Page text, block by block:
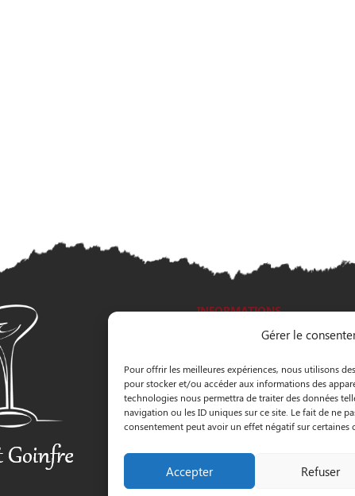
Gérer le
Pour offrir les meilleures expériences, nous utilisons
pour stocker et/ou accéder aux informations des
technologies nous permettra de traiter des données
navigation ou les ID uniques sur ce site. Le fait de ne
consentement peut avoir un effet négatif sur certaines
Accepter Refuser
INFORMATIONS
3 Pass. Henri Gautier, 44600
02 40 22 09 91